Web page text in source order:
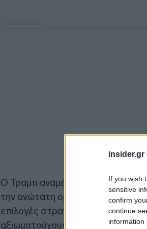
insider.gr
If you wish
sensitive
confirm
continue
information
Ο Τραμπ αναμένεται να
την ανώτατη ομάδα εθνικής
επιλογές στρατιωτικής δράσης,
αξιωματούχους.